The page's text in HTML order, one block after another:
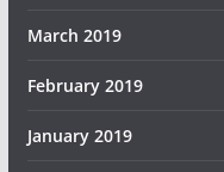
March 2019
February 2019
January 2019